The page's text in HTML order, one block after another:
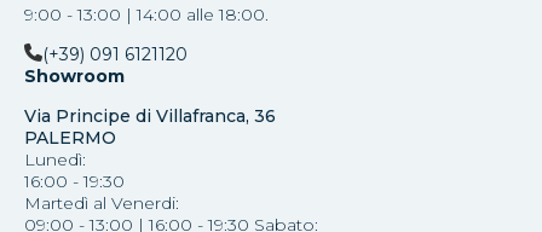
9:00 - 13:00 | 14:00 alle 18:00.
(+39) 091 6121120
Showroom
Via Principe di Villafranca, 36
PALERMO
Lunedì:
16:00 - 19:30
Martedì al Venerdi:
09:00 - 13:00 | 16:00 - 19:30 Sabato: